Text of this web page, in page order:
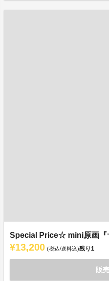
Special Price☆ mini原画『
¥13,200 (税込/送料込)残り1
販